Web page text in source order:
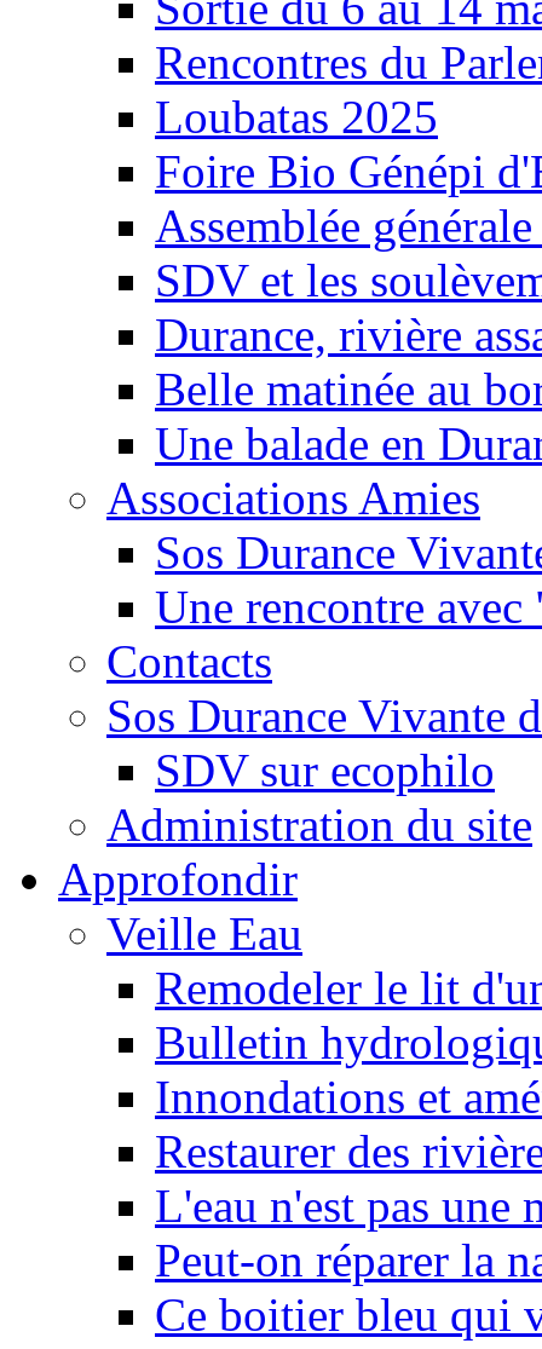
Rencontres du
Loubatas 2025
Foire Bio Génépi
Assemblée
SDV et les
Durance, rivière
Belle matinée au
Une balade en
Associations Amies
Sos Durance
Une rencontre
Contacts
Sos Durance Vivante
SDV sur ecophilo
Administration du site
Approfondir
Veille Eau
Remodeler le lit
Bulletin
Innondations et
Restaurer des
L'eau n'est pas une
Peut-on réparer la
Ce boitier bleu qui